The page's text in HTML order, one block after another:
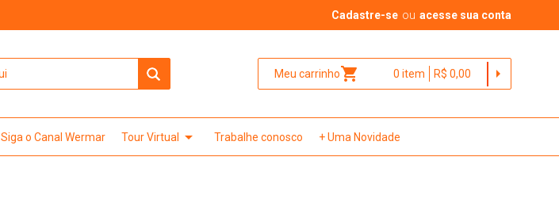
Cadastre-se ou acesse sua conta
Meu carrinhoshopping_cart 0item R$ 0,00 arrow_right
Siga o Canal Wermar Tour Virtual arrow_drop_down Trabalhe conosco + Uma Novidade